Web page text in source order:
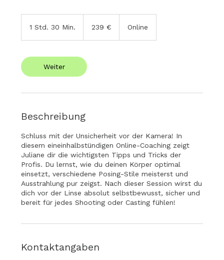
1 Std. 30 Min.
d
0
i
239 € Online
Weiter
Beschreibung
Schluss mit der Unsicherheit vor der Kamera! In
diesem eineinhalbstündigen Online-Coaching zeigt
Juliane dir die wichtigsten Tipps und Tricks der
Profis. Du lernst, wie du deinen Körper optimal
einsetzt, verschiedene Posing-Stile meisterst und
Ausstrahlung pur zeigst. Nach dieser Session wirst du
dich vor der Linse absolut selbstbewusst, sicher und
bereit für jedes Shooting oder Casting fühlen!
Kontaktangaben